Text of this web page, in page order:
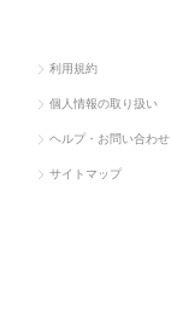
利用規約
個人情報の取り扱い
ヘルプ・お問い合わせ
サイトマップ